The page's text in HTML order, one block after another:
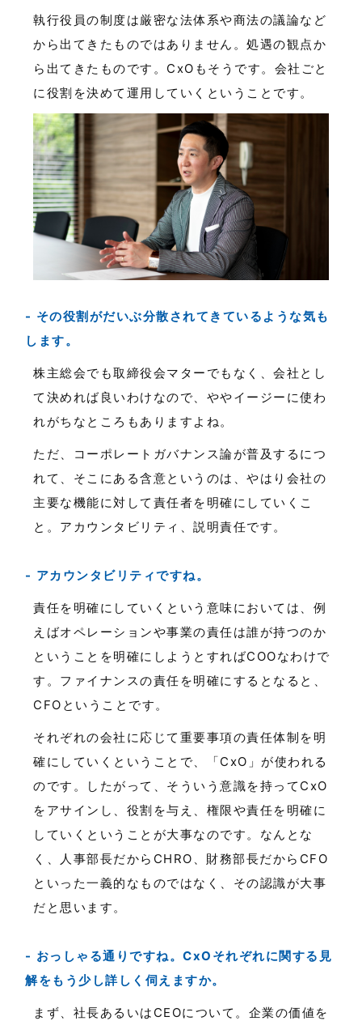
執行役員の制度は厳密な法体系や商法の議論など
から出てきたものではありません。処遇の観点か
ら出てきたものです。CxOもそうです。会社ごと
に役割を決めて運用していくということです。
その役割がだいぶ分散されてきているような気も
します。
株主総会でも取締役会マターでもなく、会社とし
て決めれば良いわけなので、ややイージーに使わ
れがちなところもありますよね。
ただ、コーポレートガバナンス論が普及するにつ
れて、そこにある含意というのは、やはり会社の
主要な機能に対して責任者を明確にしていくこ
と。アカウンタビリティ、説明責任です。
アカウンタビリティですね。
責任を明確にしていくという意味においては、例
えばオペレーションや事業の責任は誰が持つのか
ということを明確にしようとすればCOOなわけで
す。ファイナンスの責任を明確にするとなると、
CFOということです。
それぞれの会社に応じて重要事項の責任体制を明
確にしていくということで、「CxO」が使われる
のです。したがって、そういう意識を持ってCxO
をアサインし、役割を与え、権限や責任を明確に
していくということが大事なのです。なんとな
く、人事部長だからCHRO、財務部長だからCFO
といった一義的なものではなく、その認識が大事
だと思います。
おっしゃる通りですね。CxOそれぞれに関する見
解をもう少し詳しく伺えますか。
まず、社長あるいはCEOについて。企業の価値を